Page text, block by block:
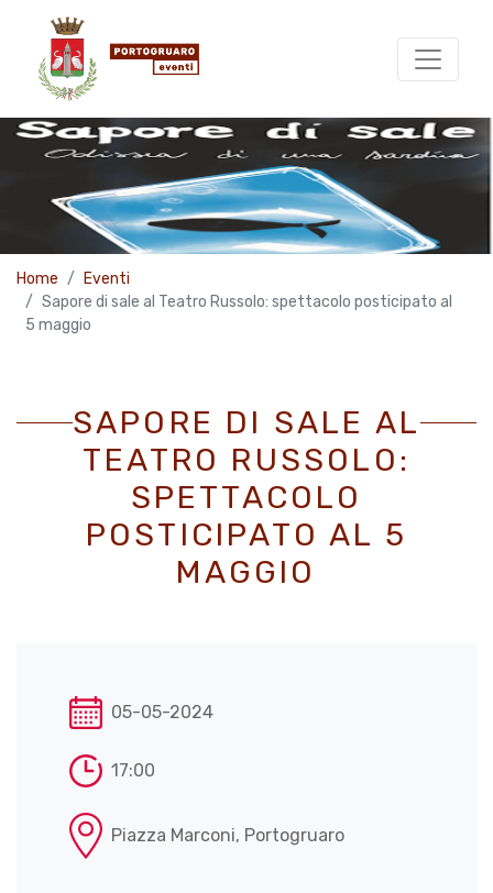
Home
Eventi
Sapore di sale al Teatro Russolo: spettacolo posticipato al
5 maggio
SAPORE DI SALE AL
TEATRO RUSSOLO:
SPETTACOLO
POSTICIPATO AL 5
MAGGIO
05-05-2024
17:00
Piazza Marconi, Portogruaro